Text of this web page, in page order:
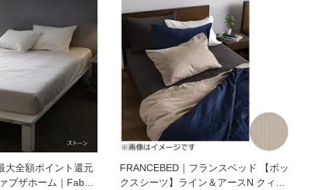
大全額ポイント還元
ブザホーム｜Fab
FRANCEBED｜フランスベッド 【ボッ
クスシーツ】ライン＆アースN クィー